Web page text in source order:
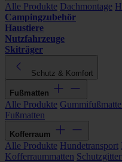
Alle Produkte Dachmontage
Campingzubehör
Haustiere
Nutzfahrzeuge
Skiträger
Schutz & Komfort
Fußmatten
Alle Produkte
Fußmatten
Kofferraum
Alle Produkte Hundetransport
Kofferraummatten